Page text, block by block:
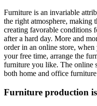
Furniture is an invariable
the right atmosphere, making
creating favorable conditions
after a hard day. More and
order in an online store,
your free time, arrange the
furniture you like. The online
both home and office
Furniture production